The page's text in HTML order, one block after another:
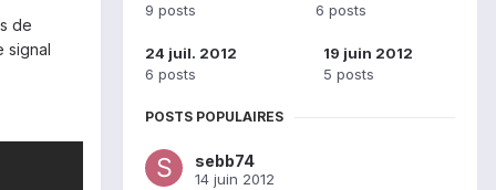
de
signal
9 posts
6 posts
24 juil. 2012
6 posts
19 juin 2012
5 posts
POSTS POPULAIRES
sebb74
14 juin 2012